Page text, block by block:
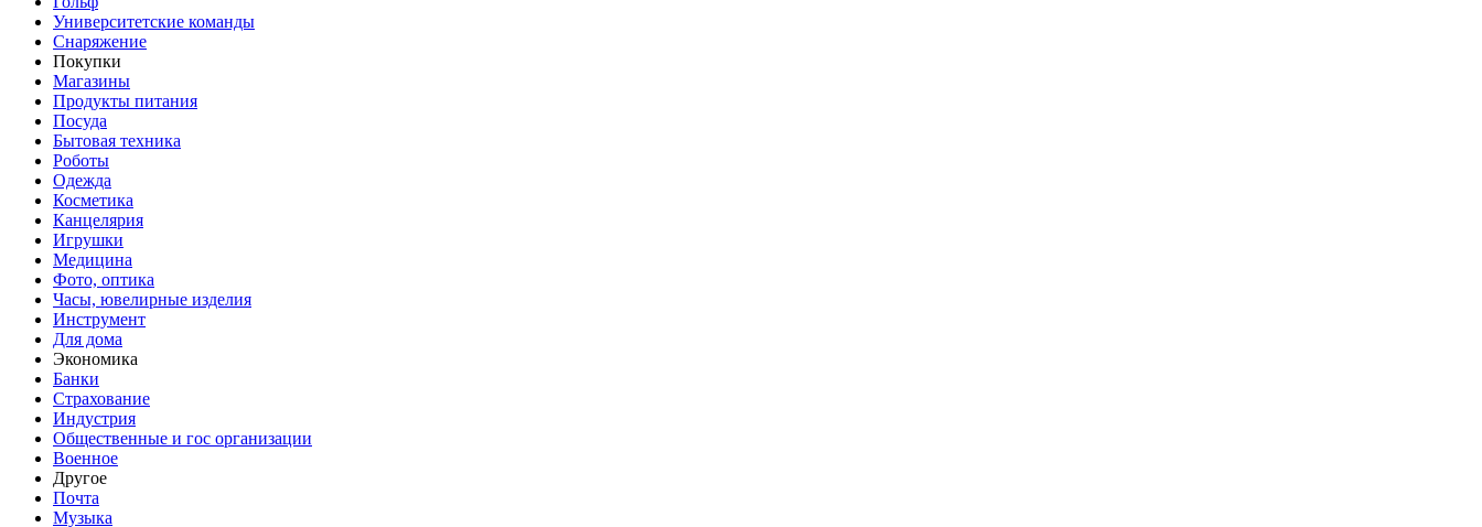
Университетские команды
Снаряжение
Покупки
Магазины
Продукты питания
Посуда
Бытовая техника
Роботы
Одежда
Косметика
Канцелярия
Игрушки
Медицина
Фото, оптика
Часы, ювелирные изделия
Инструмент
Для дома
Экономика
Банки
Страхование
Индустрия
Общественные и гос организации
Военное
Другое
Почта
Музыка